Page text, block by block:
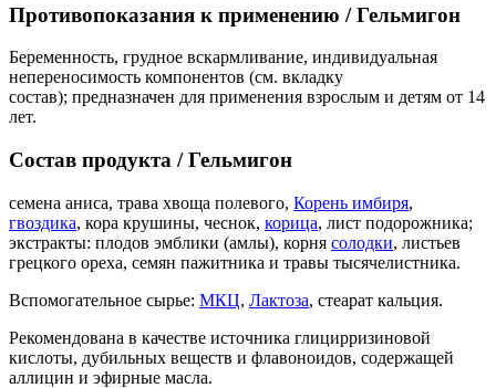
Противопоказания к применению /Гельмигон
Беременность, грудное вскармливание, индивидуальная
непереносимость компонентов (см. вкладку
состав); предназначен для применения взрослым и детям от 14
лет.
Состав продукта / Гельмигон
семена аниса, трава хвоща полевого, Корень имбиря,
гвоздика, кора крушины, чеснок, корица, лист подорожника;
экстракты: плодов эмблики (амлы), корня солодки, листьев
грецкого ореха, семян пажитника и травы тысячелистника.
Вспомогательное сырье: МКЦ, Лактоза, стеарат кальция.
Рекомендована в качестве источника глицирризиновой
кислоты, дубильных веществ и флавоноидов, содержащей
аллицин и эфирные масла.